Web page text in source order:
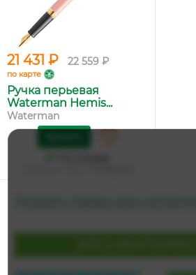
21 431 ₽ 22 559 ₽
по карте
Ручка перьевая
Waterman Hemis...
Waterman